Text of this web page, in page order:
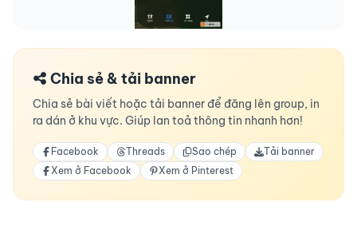
Chia sẻ & tải banner
Chia sẻ bài viết hoặc tải banner để đăng lên group, in
ra dán ở khu vực. Giúp lan toả thông tin nhanh hơn!
Facebook Threads Sao chép
Tải banner
Xem ở Facebook
Xem ở Pinterest